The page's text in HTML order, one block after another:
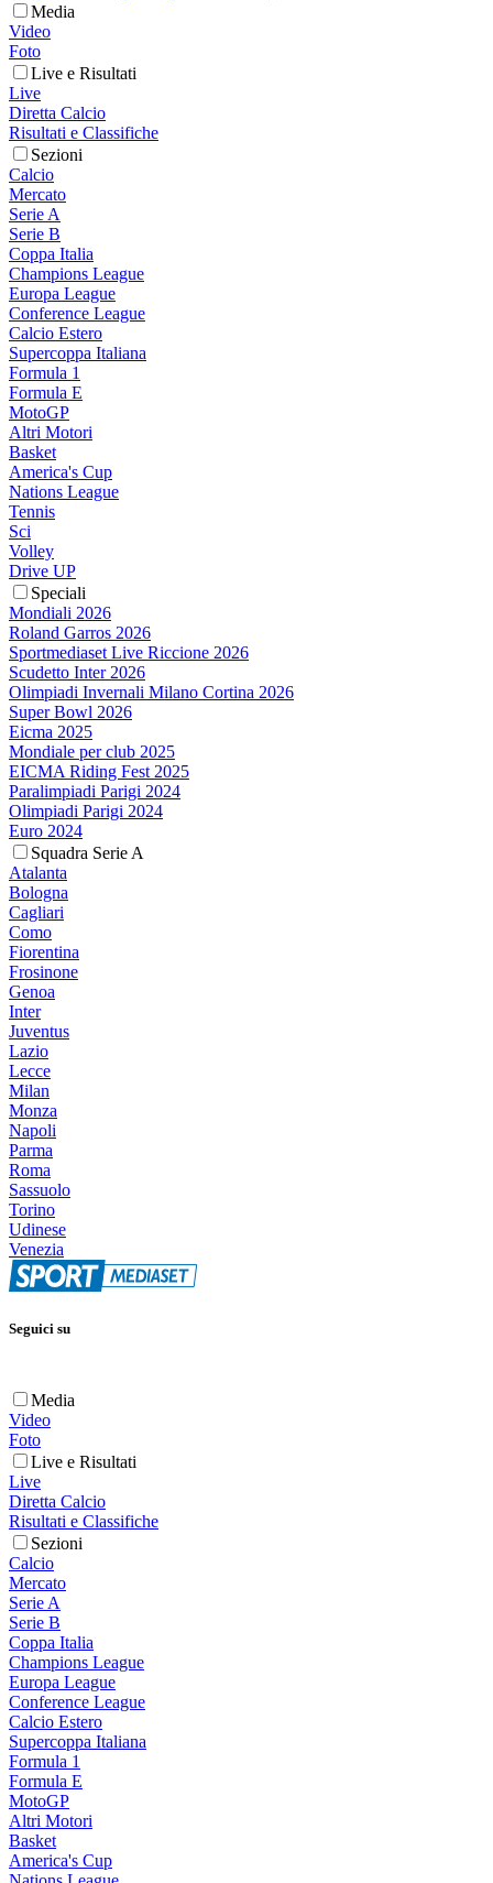
Media
Video
Foto
Live e Risultati
Live
Diretta Calcio
Risultati e Classifiche
Sezioni
Calcio
Mercato
Serie A
Serie B
Coppa Italia
Champions League
Europa League
Conference League
Calcio Estero
Supercoppa Italiana
Formula 1
Formula E
MotoGP
Altri Motori
Basket
America's Cup
Nations League
Tennis
Sci
Volley
Drive UP
Speciali
Mondiali 2026
Roland Garros 2026
Sportmediaset Live Riccione 2026
Scudetto Inter 2026
Olimpiadi Invernali Milano Cortina 2026
Super Bowl 2026
Eicma 2025
Mondiale per club 2025
EICMA Riding Fest 2025
Paralimpiadi Parigi 2024
Olimpiadi Parigi 2024
Euro 2024
Squadra Serie A
Atalanta
Bologna
Cagliari
Como
Fiorentina
Frosinone
Genoa
Inter
Juventus
Lazio
Lecce
Milan
Monza
Napoli
Parma
Roma
Sassuolo
Torino
Udinese
Venezia
Seguici su
Media
Video
Foto
Live e Risultati
Live
Diretta Calcio
Risultati e Classifiche
Sezioni
Calcio
Mercato
Serie A
Serie B
Coppa Italia
Champions League
Europa League
Conference League
Calcio Estero
Supercoppa Italiana
Formula 1
Formula E
MotoGP
Altri Motori
Basket
America's Cup